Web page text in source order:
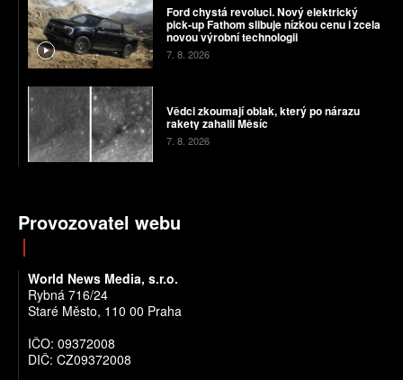
Ford chystá revoluci. Nový elektrický
pick-up Fathom slibuje nízkou cenu i zcela
novou výrobní technologii
7. 8. 2026
Vědci zkoumají oblak, který po nárazu
rakety zahalil Měsíc
7. 8. 2026
Provozovatel webu
World News Media, s.r.o.
Rybná 716/24
Staré Město, 110 00 Praha
IČO: 09372008
DIČ: CZ09372008